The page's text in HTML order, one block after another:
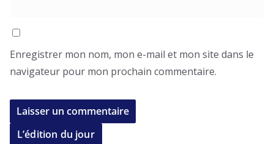
Enregistrer mon nom, mon e-mail et mon site dans le
navigateur pour mon prochain commentaire.
L’édition du jour